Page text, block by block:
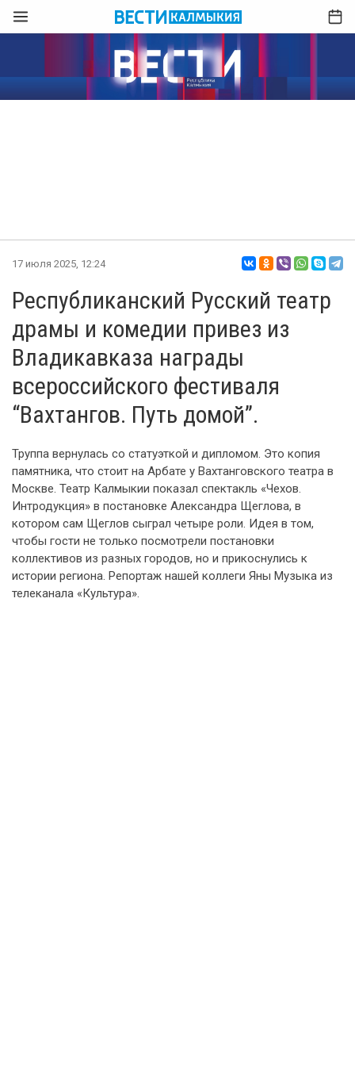
17 июля 2025, 12:24
Республиканский Русский театр
драмы и комедии привез из
Владикавказа награды
всероссийского фестиваля
“Вахтангов. Путь домой”.
Труппа вернулась со статуэткой и дипломом. Это копия
памятника, что стоит на Арбате у Вахтанговского театра в
Москве. Театр Калмыкии показал спектакль «Чехов.
Интродукция» в постановке Александра Щеглова, в
котором сам Щеглов сыграл четыре роли. Идея в том,
чтобы гости не только посмотрели постановки
коллективов из разных городов, но и прикоснулись к
истории региона. Репортаж нашей коллеги Яны Музыка из
телеканала «Культура».